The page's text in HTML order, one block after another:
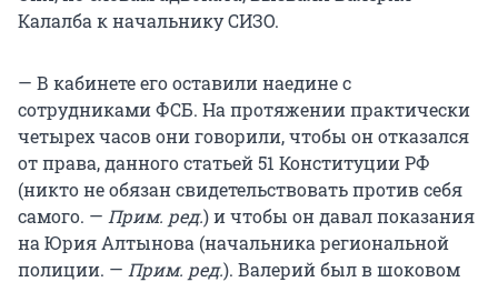
Калалба к начальнику СИЗО.
— В кабинете его оставили наедине с
сотрудниками ФСБ. На протяжении практически
четырех часов они говорили, чтобы он отказался
от права, данного статьей 51 Конституции РФ
(никто не обязан свидетельствовать против себя
самого. — Прим. ред.) и чтобы он давал показания
на Юрия Алтынова (начальника региональной
полиции. — Прим. ред.). Валерий был в шоковом